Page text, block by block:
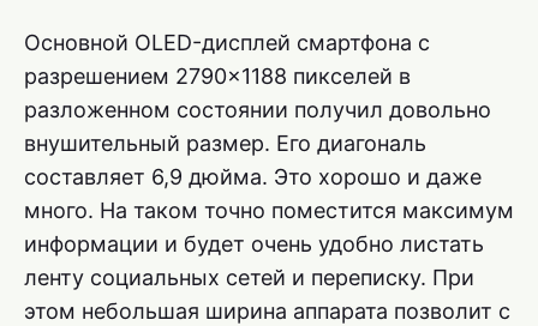
Основной OLED-дисплей смартфона с
разрешением 2790×1188 пикселей в
разложенном состоянии получил довольно
внушительный размер. Его диагональ
составляет 6,9 дюйма. Это хорошо и даже
много. На таком точно поместится максимум
информации и будет очень удобно листать
ленту социальных сетей и переписку. При
этом небольшая ширина аппарата позволит с